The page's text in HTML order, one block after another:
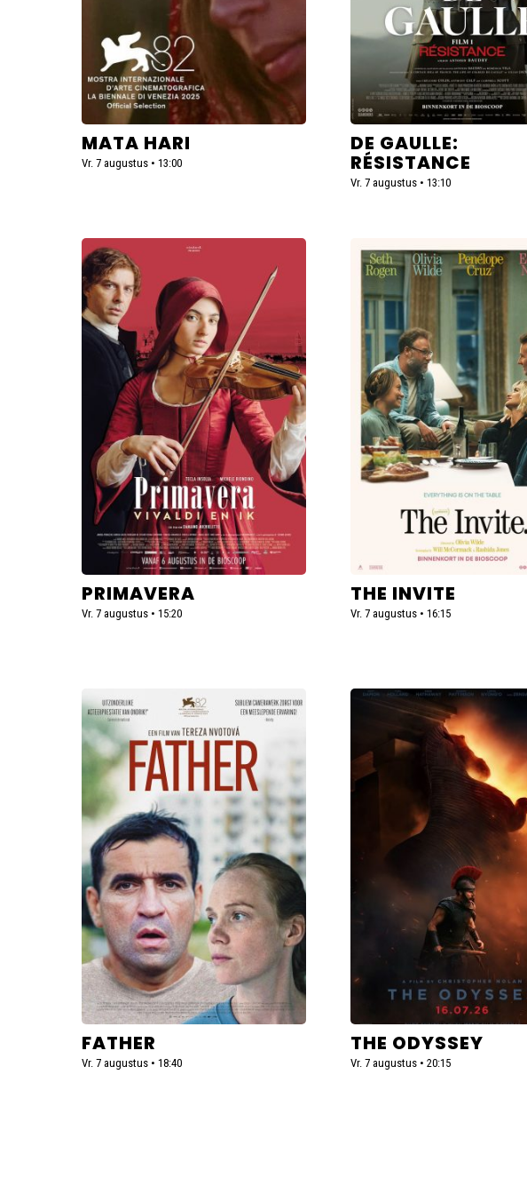
MATA HARI
Vr. 7 augustus • 13:00
DE GAULLE:
RÉSISTANCE
Vr. 7 augustus • 13:10
Lees
meer
over
Primavera
PRIMAVERA
Vr. 7 augustus • 15:20
Lees
meer
over
The
Invite
THE INVITE
Vr. 7 augustus • 16:15
Lees
meer
over
Father
FATHER
Vr. 7 augustus • 18:40
Lees
over
The
THE ODYSSEY
Vr. 7 augustus • 20:15